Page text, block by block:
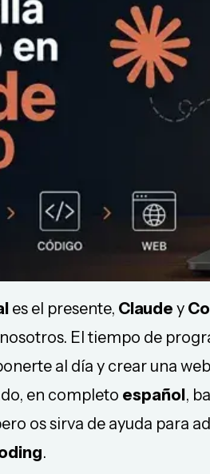
es el presente, Claude y
El tiempo de
al día y crear una
en completo español,
os sirva de ayuda para
.